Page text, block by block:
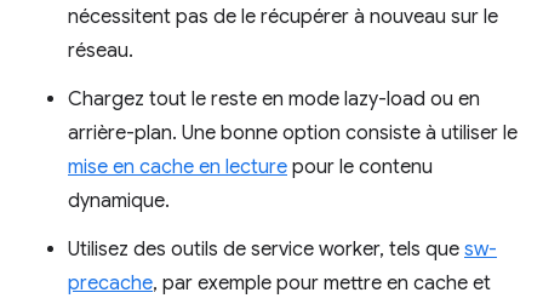
nécessitent pas de le récupérer à nouveau sur le
réseau.
Chargez tout le reste en mode lazy-load ou en
arrière-plan. Une bonne option consiste à utiliser le
mise en cache en lecture pour le contenu
dynamique.
Utilisez des outils de service worker, tels que sw-
precache, par exemple pour mettre en cache et